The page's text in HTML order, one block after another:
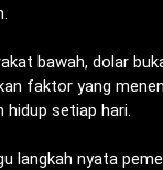
bawah, dolar
faktor yang
hidup setiap hari.
langkah nyata